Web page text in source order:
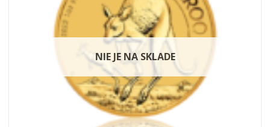
NIE JE NA SKLADE